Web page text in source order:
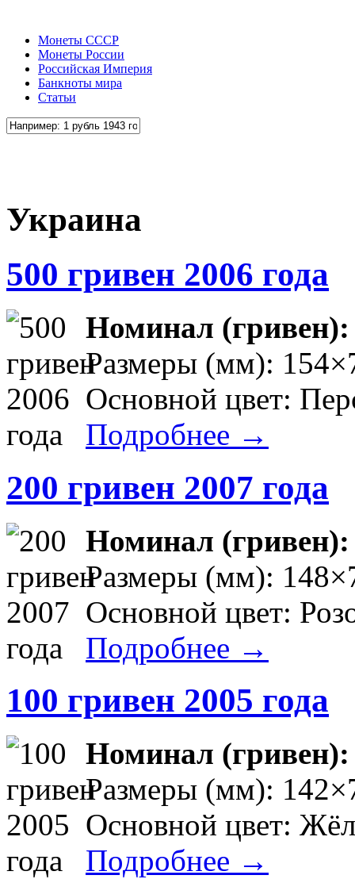
Монеты СССР
Монеты России
Российская Империя
Банкноты мира
Статьи
Украина
500 гривен 2006 года
Номинал
Размеры (мм):
Основной цвет:
Подробнее →
200 гривен 2007 года
Номинал
Размеры (мм):
Основной цвет:
Подробнее →
100 гривен 2005 года
Номинал
Размеры (мм):
Основной цвет:
Подробнее →